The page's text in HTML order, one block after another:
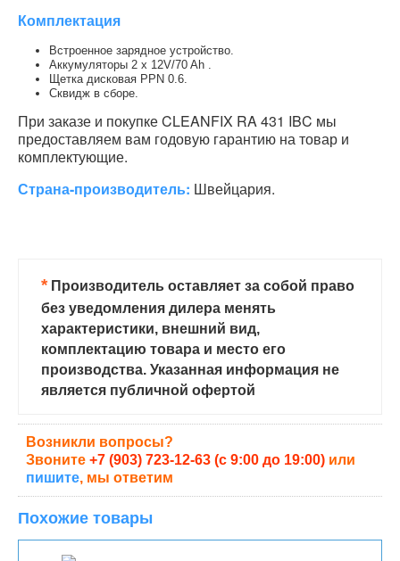
Комплектация
Встроенное зарядное устройство.
Аккумуляторы 2 x 12V/70 Ah .
Щетка дисковая PPN 0.6.
Сквидж в сборе.
При заказе и покупке CLEANFIX RA 431 IBC мы
предоставляем вам годовую гарантию на товар и
комплектующие.
Страна-производитель: Швейцария.
*Производитель оставляет за собой право
без уведомления дилера менять
характеристики, внешний вид,
комплектацию товара и место его
производства. Указанная информация не
является публичной офертой
Возникли вопросы?
Звоните +7 (903) 723-12-63 (с 9:00 до 19:00) или
пишите, мы ответим
Похожие товары